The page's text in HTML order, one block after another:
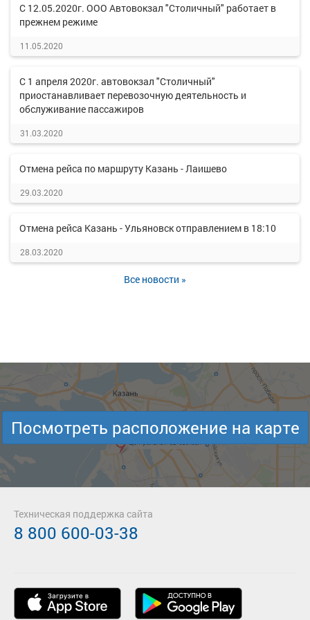
С 12.05.2020г. ООО Автовокзал "Столичный" работает в
прежнем режиме
11.05.2020
С 1 апреля 2020г. автовокзал "Столичный"
приостанавливает перевозочную деятельность и
обслуживание пассажиров
31.03.2020
Отмена рейса по маршруту Казань - Лаишево
29.03.2020
Отмена рейса Казань - Ульяновск отправлением в 18:10
28.03.2020
Все новости »
Посмотреть расположение на карте
Техническая поддержка сайта
8 800 600-03-38